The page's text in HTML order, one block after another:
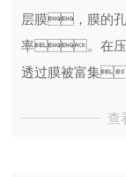
层膜，膜的孔
率。在压
透过膜被富集
查